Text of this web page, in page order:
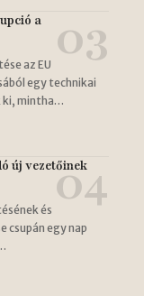
a
az EU
egy technikai
mintha…
új vezetőinek
és
csupán egy nap